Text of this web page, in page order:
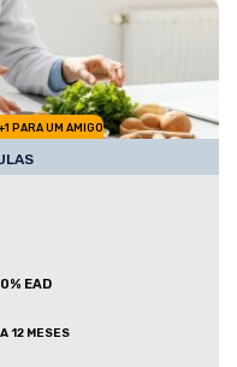
PARA UM AMIGO
EAD
12 MESES